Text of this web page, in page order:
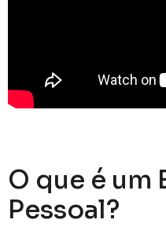
O que é
Pessoal?